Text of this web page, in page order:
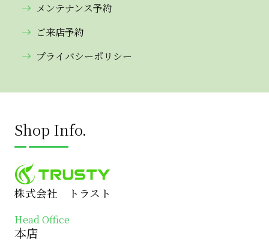
メンテナンス予約
ご来店予約
プライバシーポリシー
Shop Info.
株式会社 トラスト
Head Office
本店